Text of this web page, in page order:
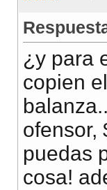
¿y para
copien
ofensor,
puedas
cosa!